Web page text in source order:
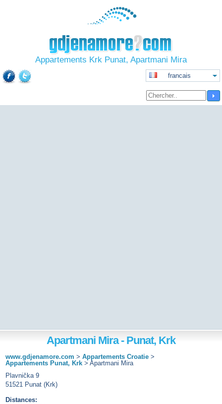
Appartements Krk Punat, Apartmani Mira
francais
Apartmani Mira - Punat, Krk
www.gdjenamore.com > Appartements Croatie >
Appartements Punat, Krk > Apartmani Mira
Plavnička 9
51521 Punat (Krk)
Distances: